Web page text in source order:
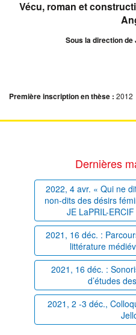
Vécu, roman et
Sous la direction
Première inscription en thèse : 2012
Dernières
2022, 4 avr. « Qui ne
non-dits des désirs
JE LaPRIL-
2021, 16 déc. :
littérature
2021, 16 déc. :
d’études
2021, 2 -3 déc.,